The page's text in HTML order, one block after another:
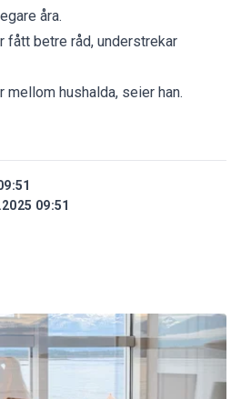
åra.
fått betre råd, understrekar
hushalda, seier han.
09:51